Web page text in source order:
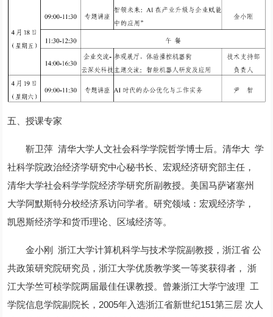
五、授课专家
靳卫萍 清华大学人文社会科学学院哲学博士后。清华大 学
社科学院政治经济学研究中心秘书长、宏观经济研究部主任，
清华大学社会科学学院经济学研究所副教授。美国马萨诸塞州
大学阿默斯特分校经济系访问学者。研究领域：宏观经济学，
凯恩斯经济学和货币理论、区域经济等。
金小刚 浙江大学计算机科学与技术学院副教授，浙江省 公
共政策研究院研究员，浙江大学优质教学奖一等奖获得者， 浙
江大学竺可桢学院两届最佳任课教授。曾兼浙江大学宁波理 工
学院信息学院副院长，2005年入选浙江省新世纪151第三层 次人